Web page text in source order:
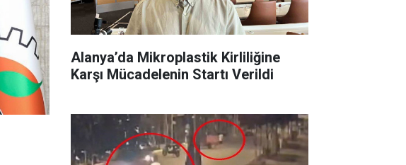
Alanya’da Mikroplastik Kirliliğine
Karşı Mücadelenin Startı Verildi